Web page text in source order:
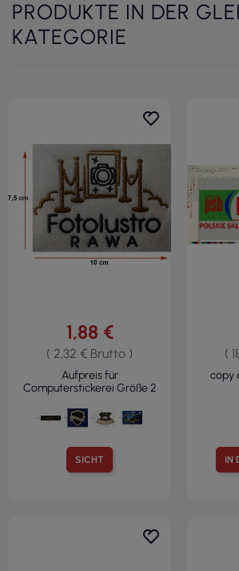
PRODUKTE IN DER
KATEGORIE
SICHT
1,88 €
( 2,32 € Brutto )
Aufpreis für
Computerstickerei Größe 2
IN
(
copy